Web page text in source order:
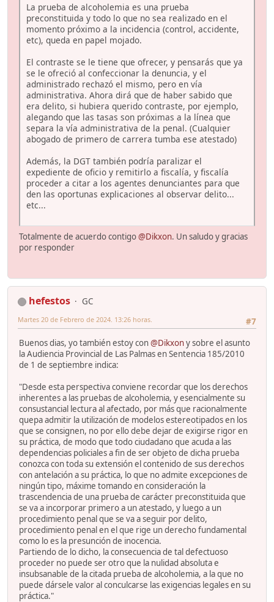
La prueba de alcoholemia es una prueba
preconstituida y todo lo que no sea realizado en el
momento próximo a la incidencia (control, accidente,
etc), queda en papel mojado.
El contraste se le tiene que ofrecer, y pensarás que ya
se le ofreció al confeccionar la denuncia, y el
administrado rechazó el mismo, pero en vía
administrativa. Ahora dirá que de haber sabido que
era delito, si hubiera querido contraste, por ejemplo,
alegando que las tasas son próximas a la línea que
separa la vía administrativa de la penal. (Cualquier
abogado de primero de carrera tumba ese atestado)
Además, la DGT también podría paralizar el
expediente de oficio y remitirlo a fiscalía, y fiscalía
proceder a citar a los agentes denunciantes para que
den las oportunas explicaciones al observar delito...
etc...
Totalmente de acuerdo contigo@Dikxon. Un saludo y gracias
por responder
hefestos
GC
#7
Martes 20 de Febrero de 2024. 13:26 horas.
Buenos dias, yo también estoy con@Dikxony sobre el asunto
la Audiencia Provincial de Las Palmas en Sentencia 185/2010
de 1 de septiembre indica:
"Desde esta perspectiva conviene recordar que los derechos
inherentes a las pruebas de alcoholemia, y esencialmente su
consustancial lectura al afectado, por más que racionalmente
quepa admitir la utilización de modelos estereotipados en los
que se consignen, no por ello debe dejar de exigirse rigor en
su práctica, de modo que todo ciudadano que acuda a las
dependencias policiales a fin de ser objeto de dicha prueba
conozca con toda su extensión el contenido de sus derechos
con antelación a su práctica, lo que no admite excepciones de
ningún tipo, máxime tomando en consideración la
trascendencia de una prueba de carácter preconstituida que
se va a incorporar primero a un atestado, y luego a un
procedimiento penal que se va a seguir por delito,
procedimiento penal en el que rige un derecho fundamental
como lo es la presunción de inocencia.
Partiendo de lo dicho, la consecuencia de tal defectuoso
proceder no puede ser otro que la nulidad absoluta e
insubsanable de la citada prueba de alcoholemia, a la que no
puede dársele valor al conculcarse las exigencias legales en su
práctica."